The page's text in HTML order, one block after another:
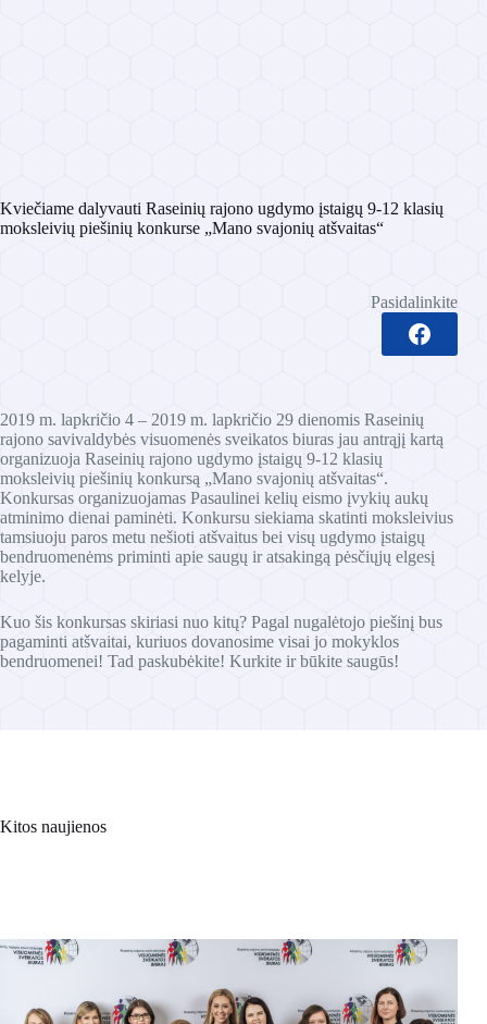
Kviečiame dalyvauti Raseinių rajono ugdymo įstaigų 9-12 klasių
moksleivių piešinių konkurse „Mano svajonių atšvaitas“
Pasidalinkite
2019 m. lapkričio 4 – 2019 m. lapkričio 29 dienomis Raseinių
rajono savivaldybės visuomenės sveikatos biuras jau antrąjį kartą
organizuoja Raseinių rajono ugdymo įstaigų 9-12 klasių
moksleivių piešinių konkursą „Mano svajonių atšvaitas“.
Konkursas organizuojamas Pasaulinei kelių eismo įvykių aukų
atminimo dienai paminėti. Konkursu siekiama skatinti moksleivius
tamsiuoju paros metu nešioti atšvaitus bei visų ugdymo įstaigų
bendruomenėms priminti apie saugų ir atsakingą pėsčiųjų elgesį
kelyje.
Kuo šis konkursas skiriasi nuo kitų? Pagal nugalėtojo piešinį bus
pagaminti atšvaitai, kuriuos dovanosime visai jo mokyklos
bendruomenei! Tad paskubėkite! Kurkite ir būkite saugūs!
Kitos naujienos